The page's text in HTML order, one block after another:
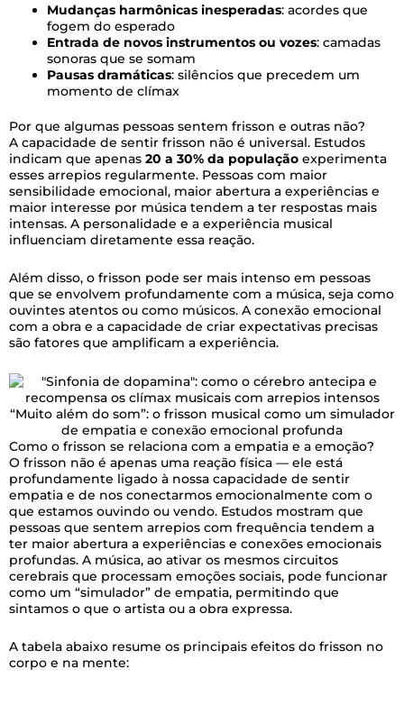
Mudanças harmônicas inesperadas: acordes que
fogem do esperado
Entrada de novos instrumentos ou vozes: camadas
sonoras que se somam
Pausas dramáticas: silêncios que precedem um
momento de clímax
Por que algumas pessoas sentem frisson e outras não?
A capacidade de sentir frisson não é universal. Estudos
indicam que apenas 20 a 30% da população experimenta
esses arrepios regularmente. Pessoas com maior
sensibilidade emocional, maior abertura a experiências e
maior interesse por música tendem a ter respostas mais
intensas. A personalidade e a experiência musical
influenciam diretamente essa reação.
Além disso, o frisson pode ser mais intenso em pessoas
que se envolvem profundamente com a música, seja como
ouvintes atentos ou como músicos. A conexão emocional
com a obra e a capacidade de criar expectativas precisas
são fatores que amplificam a experiência.
“Muito além do som”: o frisson musical como um simulador
de empatia e conexão emocional profunda
Como o frisson se relaciona com a empatia e a emoção?
O frisson não é apenas uma reação física — ele está
profundamente ligado à nossa capacidade de sentir
empatia e de nos conectarmos emocionalmente com o
que estamos ouvindo ou vendo. Estudos mostram que
pessoas que sentem arrepios com frequência tendem a
ter maior abertura a experiências e conexões emocionais
profundas. A música, ao ativar os mesmos circuitos
cerebrais que processam emoções sociais, pode funcionar
como um “simulador” de empatia, permitindo que
sintamos o que o artista ou a obra expressa.
A tabela abaixo resume os principais efeitos do frisson no
corpo e na mente: